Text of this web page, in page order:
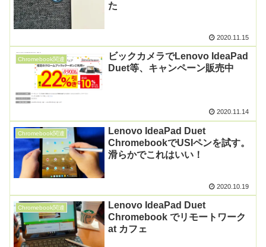
た
2020.11.15
Chromebook関連
ビックカメラでLenovo IdeaPad
Duet等、キャンペーン販売中
2020.11.14
Chromebook関連
Lenovo IdeaPad Duet
ChromebookでUSIペンを試す。
滑らかでこれはいい！
2020.10.19
Chromebook関連
Lenovo IdeaPad Duet
Chromebook でリモートワーク
at カフェ